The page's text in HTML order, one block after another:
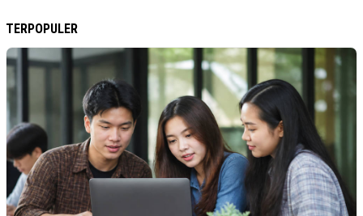
TERPOPULER